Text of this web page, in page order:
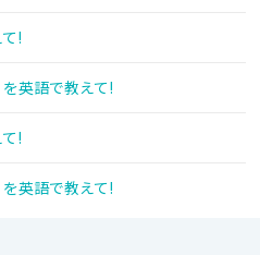
!
英語で教えて!
!
英語で教えて!